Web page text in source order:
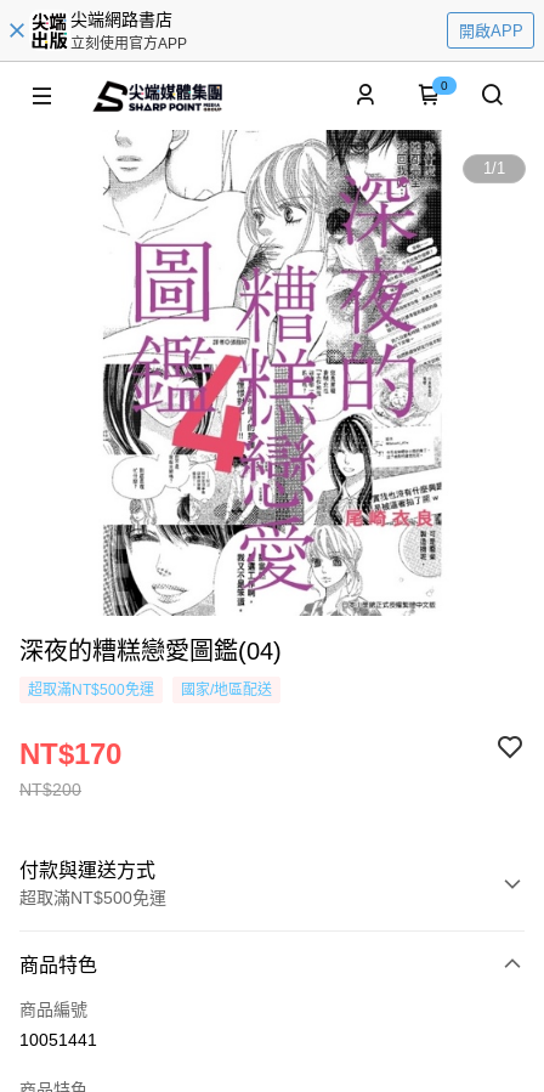
尖端網路書店
立刻使用官方APP
開啟APP
0
1/1
深夜的糟糕戀愛圖鑑(04)
超取滿NT$500免運 國家/地區配送
NT$200
NT$170
付款與運送方式
超取滿NT$500免運
信用卡一次付款
超商取貨付款
商品特色
商品編號
10051441